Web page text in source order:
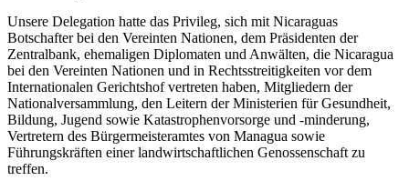
Unsere Delegation hatte das Privileg, sich mit Nicaraguas
Botschafter bei den Vereinten Nationen, dem Präsidenten der
Zentralbank, ehemaligen Diplomaten und Anwälten, die Nicaragua
bei den Vereinten Nationen und in Rechtsstreitigkeiten vor dem
Internationalen Gerichtshof vertreten haben, Mitgliedern der
Nationalversammlung, den Leitern der Ministerien für Gesundheit,
Bildung, Jugend sowie Katastrophenvorsorge und -minderung,
Vertretern des Bürgermeisteramtes von Managua sowie
Führungskräften einer landwirtschaftlichen Genossenschaft zu
treffen.